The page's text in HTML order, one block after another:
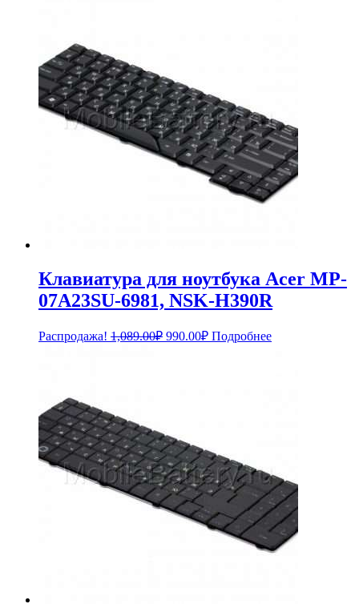
Клавиатура для ноутбука Acer MP-
07A23SU-6981, NSK-H390R
Распродажа! 1,089.00₽ Первоначальная
990.00₽Текущая
Подробнее